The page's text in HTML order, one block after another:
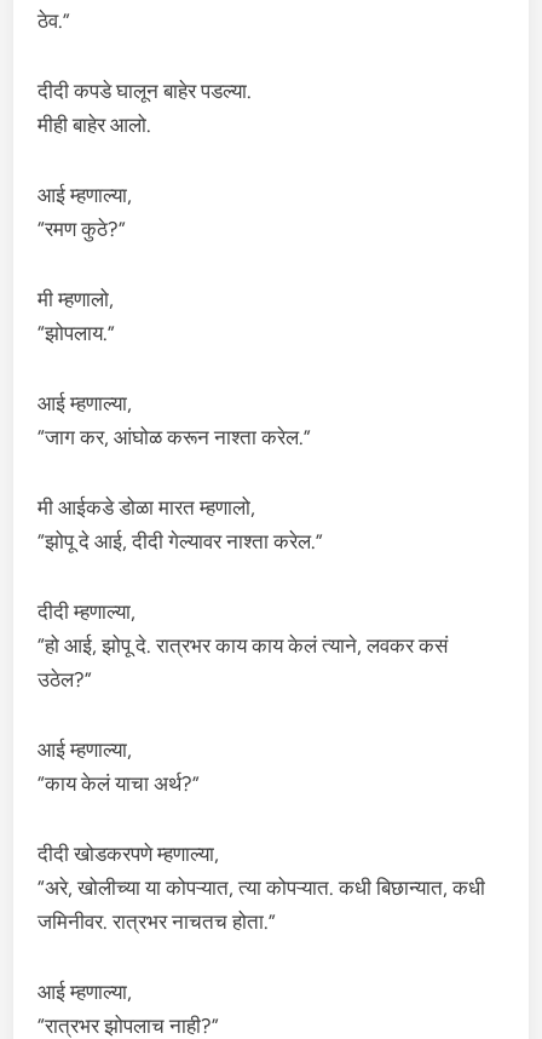
ठेव.”
दीदी कपडे घालून बाहेर पडल्या.
मीही बाहेर आलो.
आई म्हणाल्या,
“रमण कुठे?”
मी म्हणालो,
“झोपलाय.”
आई म्हणाल्या,
“जाग कर, आंघोळ करून नाश्ता करेल.”
मी आईकडे डोळा मारत म्हणालो,
“झोपू दे आई, दीदी गेल्यावर नाश्ता करेल.”
दीदी म्हणाल्या,
“हो आई, झोपू दे. रात्रभर काय काय केलं त्याने, लवकर कसं
उठेल?”
आई म्हणाल्या,
“काय केलं याचा अर्थ?”
दीदी खोडकरपणे म्हणाल्या,
“अरे, खोलीच्या या कोपऱ्यात, त्या कोपऱ्यात. कधी बिछान्यात, कधी
जमिनीवर. रात्रभर नाचतच होता.”
आई म्हणाल्या,
“रात्रभर झोपलाच नाही?”